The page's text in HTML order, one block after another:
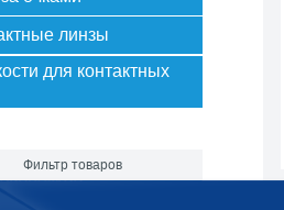
линзы
для контактных
Фильтр товаров